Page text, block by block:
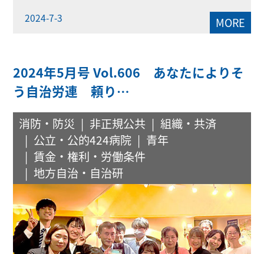
2024-7-3 MORE
2024年5月号 Vol.606 あなたによりそ
う自治労連 頼り…
消防・防災 非正規公共
組織・共済
公立・公的424病院
青年
賃金・権利・労働条件
地方自治・自治研